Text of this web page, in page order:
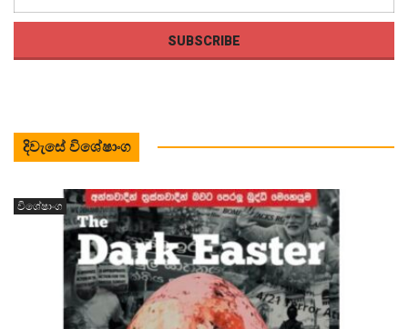
දිවැසේ විශේෂාංග
විශේෂාංග